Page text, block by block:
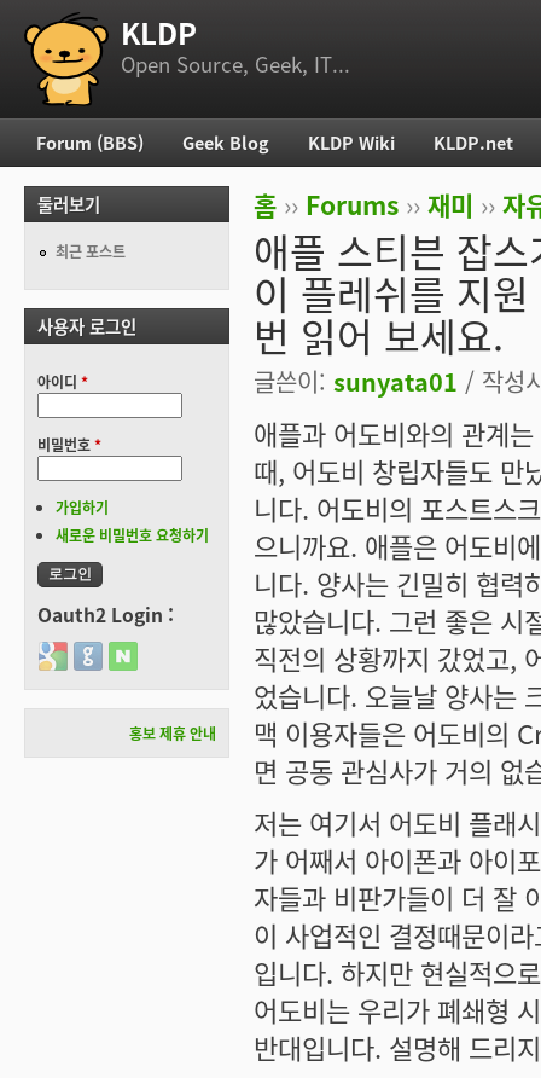
부 메뉴 KLDP
Open Source, Geek, IT...
현재 위치
홈 ›› Forums ›› 재미 ›› 자
애플 스티븐 잡
이 플레쉬를 지
번 읽어 보세요.
글쓴이: sunyata01 / 작성
애플과 어도비와의 관계
때, 어도비 창립자들도 만
니다. 어도비의 포스트스
으니까요. 애플은 어도비
니다. 양사는 긴밀히 협력
많았습니다. 그런 좋은 시
직전의 상황까지 갔었고,
었습니다. 오늘날 양사는
맥 이용자들은 어도비의
면 공동 관심사가 거의 없
저는 여기서 어도비 플래
가 어째서 아이폰과 아이
자들과 비판가들이 더 잘
이 사업적인 결정때문이
입니다. 하지만 현실적으
어도비는 우리가 폐쇄형
반대입니다. 설명해 드리
주 메뉴
Forum (BBS) Geek Blog KLDP Wiki KLDP.net
둘러보기
최근 포스트
사용자 로그인
아이디 *
비밀번호*
가입하기
새로운 비밀번호 요청하기
Oauth2 Login :
Login with Google
Login with GitHub
Login with Naver
홍보 제휴 안내